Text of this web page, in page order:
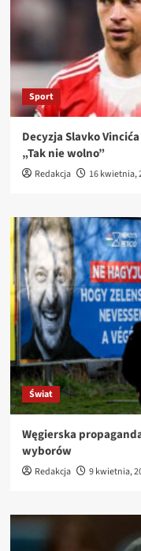
Sport
Decyzja Slavko
„Tak nie wolno”
Redakcja 16 kwietnia,
Świat
Węgierska
wyborów
Redakcja 9 kwietnia,